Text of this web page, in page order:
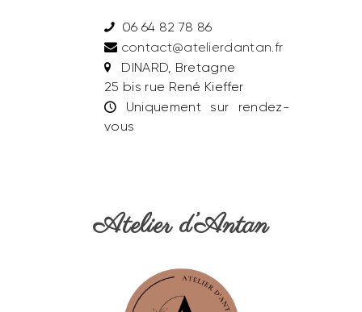
06 64 82 78 86
contact@atelierdantan.fr
DINARD, Bretagne
25 bis rue René Kieffer
Uniquement sur rendez-
vous
Atelier d’Antan